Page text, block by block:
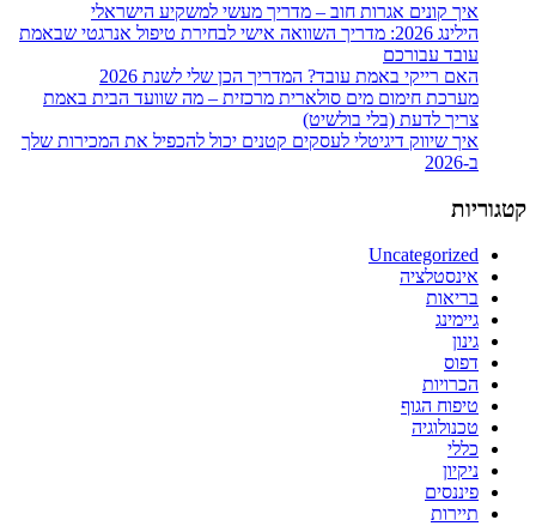
איך קונים אגרות חוב – מדריך מעשי למשקיע הישראלי
הילינג 2026: מדריך השוואה אישי לבחירת טיפול אנרגטי שבאמת
עובד עבורכם
האם רייקי באמת עובד? המדריך הכן שלי לשנת 2026
מערכת חימום מים סולארית מרכזית – מה שוועד הבית באמת
צריך לדעת (בלי בולשיט)
איך שיווק דיגיטלי לעסקים קטנים יכול להכפיל את המכירות שלך
ב-2026
קטגוריות
Uncategorized
אינסטלציה
בריאות
גיימינג
גינון
דפוס
הכרויות
טיפוח הגוף
טכנולוגיה
כללי
ניקיון
פיננסים
תיירות